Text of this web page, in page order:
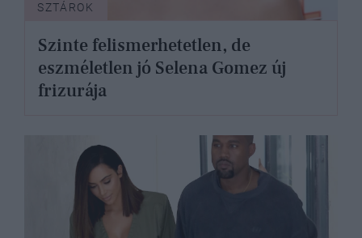
SZTÁROK
Szinte felismerhetetlen, de
eszméletlen jó Selena Gomez új
frizurája